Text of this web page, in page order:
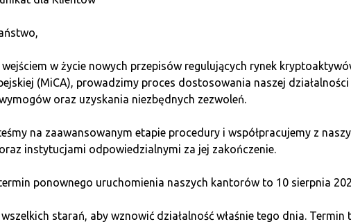
bankowości. Proces w Quarku jest prosty i fizyczny:
na stronęquark.house/kantoryi sprawdź mapę naszych
otwarcia.
Zabierz ze sobą gotówkę (PLN) oraz adres swojego portfela
Na miejscu nasz ekspert pomoże Ci przejść przez szybką
a my natychmiast wysyłamy Bitcoiny bezpośrednio na
przelewu.
w życie nowych przepisów regulujących rynek
(MiCA), prowadzimy proces dostosowania naszej działalności
oraz uzyskania niezbędnych zezwoleń.
na zaawansowanym etapie procedury i współpracujemy z
instytucjami odpowiedzialnymi za jej zakończenie.
ponownego uruchomienia naszych kantorów to 10 sierpnia
starań, aby wznowić działalność właśnie tego dnia. Termin